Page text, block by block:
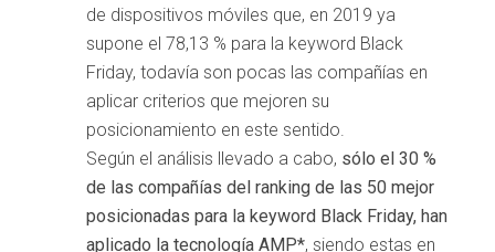
de dispositivos móviles que, en 2019 ya
supone el 78,13 % para la keyword Black
Friday, todavía son pocas las compañías en
aplicar criterios que mejoren su
posicionamiento en este sentido.
Según el análisis llevado a cabo, sólo el 30 %
de las compañías del ranking de las 50 mejor
posicionadas para la keyword Black Friday, han
aplicado la tecnología AMP*, siendo estas en